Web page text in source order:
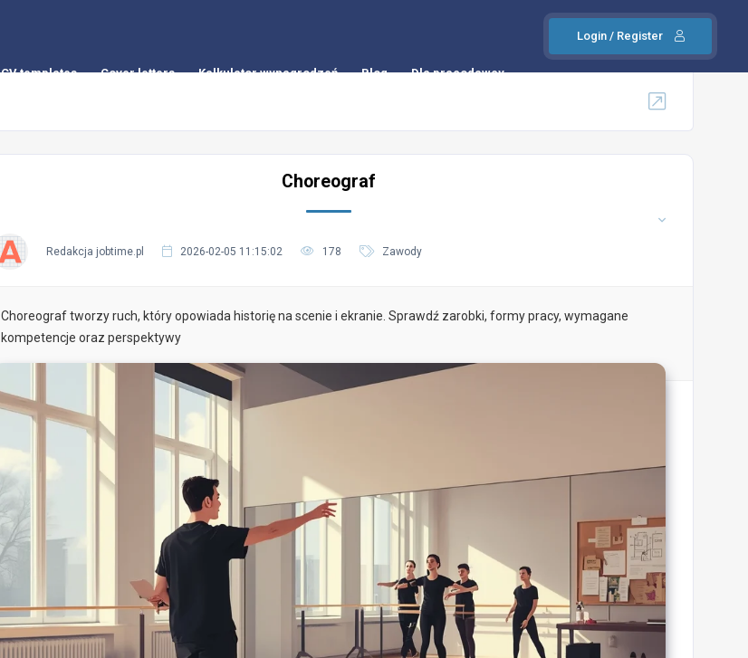
Login / Register
CV templates Cover letters Kalkulator wynagrodzeń Blog Dla pracodawcy
Choreograf
Redakcja jobtime.pl 2026-02-05 11:15:02 178 Zawody
Choreograf tworzy ruch, który opowiada historię na scenie i ekranie. Sprawdź zarobki, formy pracy, wymagane
kompetencje oraz perspektywy